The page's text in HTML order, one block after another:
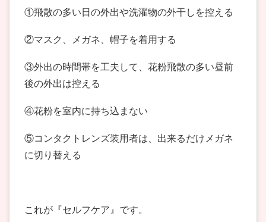
①飛散の多い日の外出や洗濯物の外干しを控える
②マスク、メガネ、帽子を着用する
③外出の時間帯を工夫して、花粉飛散の多い昼前
後の外出は控える
④花粉を室内に持ち込まない
⑤コンタクトレンズ装用者は、出来るだけメガネ
に切り替える
これが『セルフケア』です。